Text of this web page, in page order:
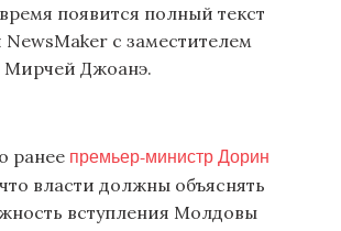
появится полный текст
с заместителем
Мирчей Джоанэ.
ранее премьер-министр Дорин
власти должны объяснять
вступления Молдовы